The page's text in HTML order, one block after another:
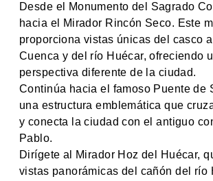
Desde el Monumento del Sagrado
hacia el Mirador Rincón Seco. Este
proporciona vistas únicas del casco
Cuenca y del río Huécar, ofreciendo
perspectiva diferente de la ciudad.
Continúa hacia el famoso Puente de
una estructura emblemática que
y conecta la ciudad con el antiguo
Pablo.
Dirígete al Mirador Hoz del Huécar,
vistas panorámicas del cañón del río